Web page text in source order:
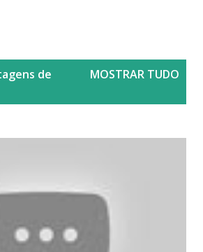
de
MOSTRAR TUDO